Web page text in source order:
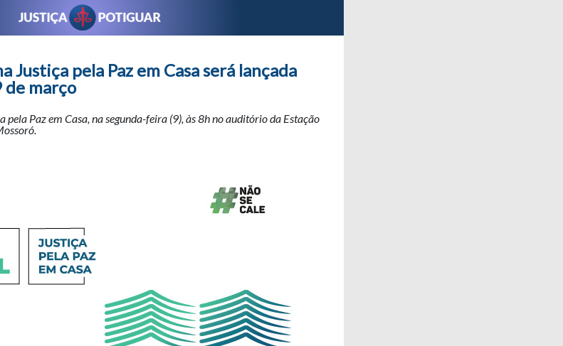
Justiça pela Paz em Casa será lançada
de março
pela Paz em Casa, na segunda-feira (9), às 8h no auditório da Estação